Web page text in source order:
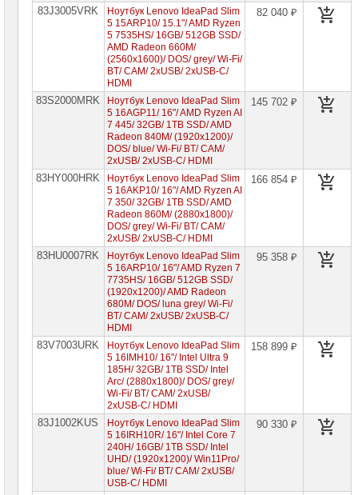
83J3005VRK
Ноутбук Lenovo IdeaPad Slim
5 15ARP10/ 15.1"/ AMD Ryzen
5 7535HS/ 16GB/ 512GB SSD/
AMD Radeon 660M/
(2560x1600)/ DOS/ grey/ Wi-Fi/
BT/ CAM/ 2xUSB/ 2xUSB-C/
HDMI
82 040 ₽
83S2000MRK
Ноутбук Lenovo IdeaPad Slim
5 16AGP11/ 16"/ AMD Ryzen AI
7 445/ 32GB/ 1TB SSD/ AMD
Radeon 840M/ (1920x1200)/
DOS/ blue/ Wi-Fi/ BT/ CAM/
2xUSB/ 2xUSB-C/ HDMI
145 702 ₽
83HY000HRK
Ноутбук Lenovo IdeaPad Slim
5 16AKP10/ 16"/ AMD Ryzen AI
7 350/ 32GB/ 1TB SSD/ AMD
Radeon 860M/ (2880x1800)/
DOS/ grey/ Wi-Fi/ BT/ CAM/
2xUSB/ 2xUSB-C/ HDMI
166 854 ₽
83HU0007RK
Ноутбук Lenovo IdeaPad Slim
5 16ARP10/ 16"/ AMD Ryzen 7
7735HS/ 16GB/ 512GB SSD/
(1920x1200)/ AMD Radeon
680M/ DOS/ luna grey/ Wi-Fi/
BT/ CAM/ 2xUSB/ 2xUSB-C/
HDMI
95 358 ₽
83V7003URK
Ноутбук Lenovo IdeaPad Slim
5 16IMH10/ 16"/ Intel Ultra 9
185H/ 32GB/ 1TB SSD/ Intel
Arc/ (2880x1800)/ DOS/ grey/
Wi-Fi/ BT/ CAM/ 2xUSB/
2xUSB-C/ HDMI
158 899 ₽
83J1002KUS
Ноутбук Lenovo IdeaPad Slim
5 16IRH10R/ 16"/ Intel Core 7
240H/ 16GB/ 1TB SSD/ Intel
UHD/ (1920x1200)/ Win11Pro/
blue/ Wi-Fi/ BT/ CAM/ 2xUSB/
USB-C/ HDMI
90 330 ₽